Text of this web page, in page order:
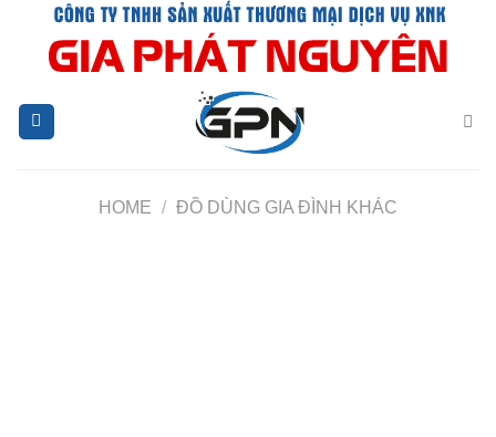
Chuyển
HOME / ĐỒ DÙNG GIA ĐÌNH KHÁC